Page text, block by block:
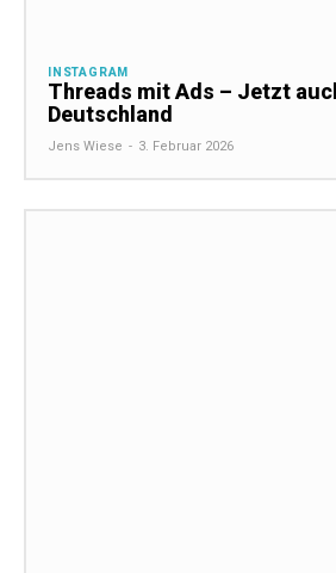
INSTAGRAM
Threads mit Ads – Jetzt
Deutschland
Jens Wiese - 3. Februar 2026